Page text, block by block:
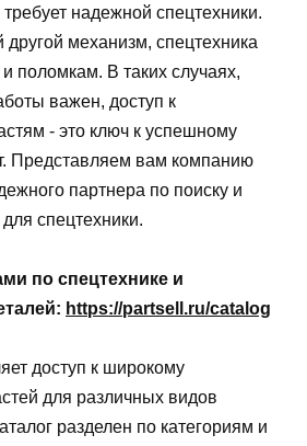
надежной спецтехники.
механизм, спецтехника
поломкам. В таких случаях,
важен, доступ к
- это ключ к успешному
Представляем вам компанию
партнера по поиску и
спецтехники.
по спецтехнике и
https://partsell.ru/catalog
доступ к широкому
для различных видов
разделен по категориям и